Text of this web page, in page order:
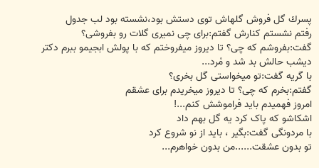
پسرك گل فروش گلهاش توی دستش بود،نشسته بود لب جدول
رفتم نشستم کنارش گفتم:برای چی نمیری گلات رو بفروشی؟
گفت:بفروشم که چی؟ تا دیروز میفروختم که با پولش ابجیمو ببرم دکتر
دیشب حالش بد شد و مْرد...
با گریه گفت:تو میخواستی گل بخری؟
گفتم:بخرم که چی؟ تا دیروز میخریدم برای عشقم
امروز فهمیدم باید فراموشش کنم...!
اشکاشو که پاک کرد یه گل بهم داد
با مردونگی گفت:بگیر ، باید از نو شروع کرد
تو بدون عشقت......من بدون خواهرم...